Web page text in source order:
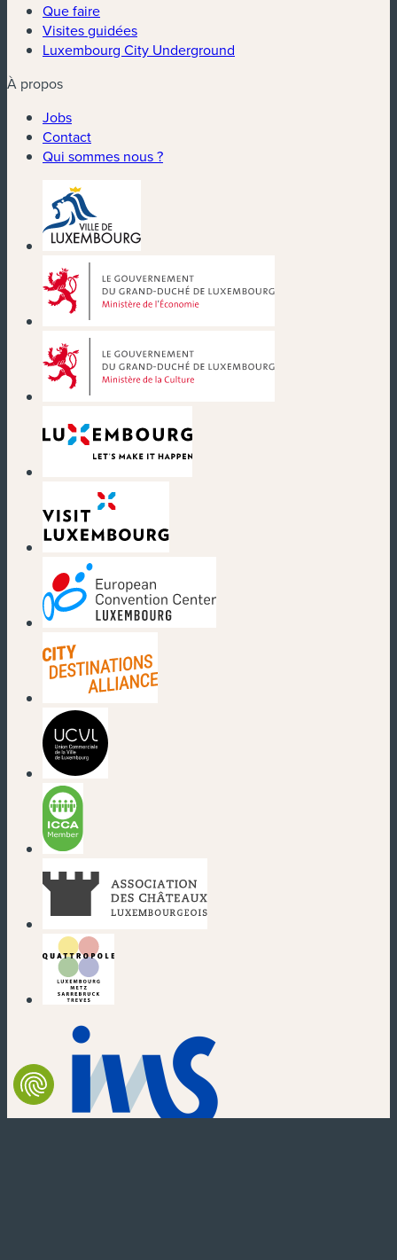
Que faire
Visites guidées
Luxembourg City Underground
À propos
Jobs
Contact
Qui sommes nous ?